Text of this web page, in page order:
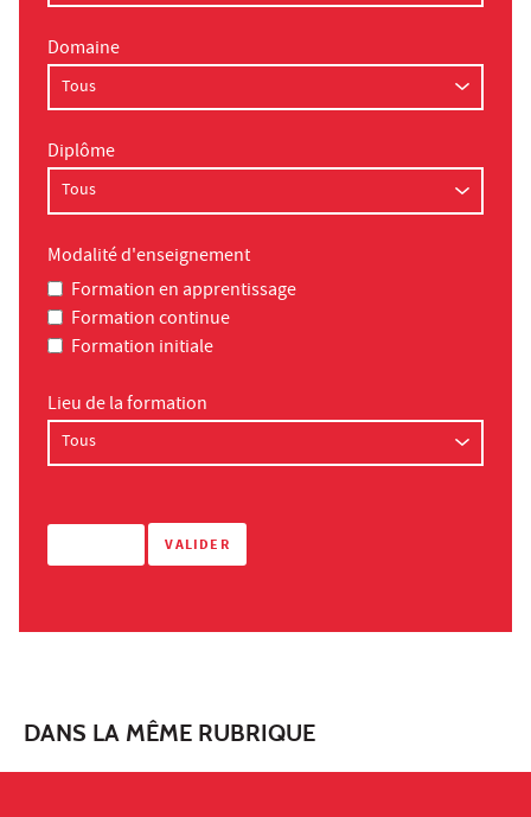
Domaine
Diplôme
Modalité d'enseignement
Formation en apprentissage
Formation continue
Formation initiale
Lieu de la formation
DANS LA MÊME RUBRIQUE